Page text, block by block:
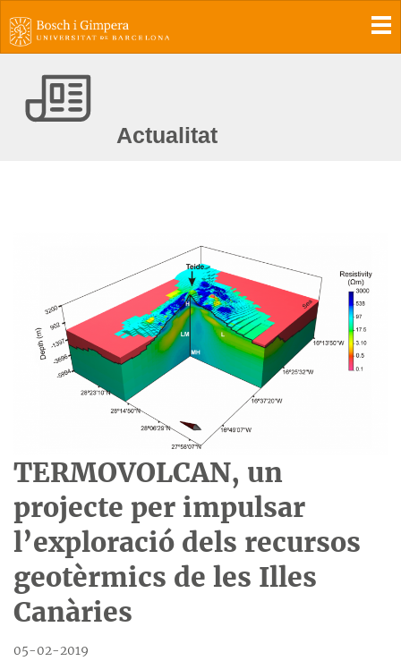
Actualitat
TERMOVOLCAN, un
projecte per impulsar
l’exploració dels recursos
geotèrmics de les Illes
Canàries
05-02-2019